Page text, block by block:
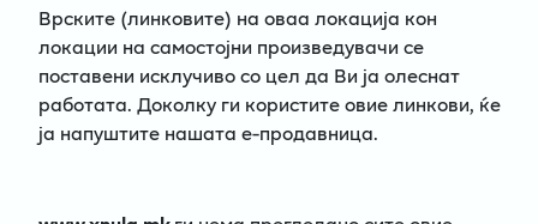
Врските (линковите) на оваа локација кон
локации на самостојни произведувачи се
поставени исклучиво со цел да Ви ја олеснат
работата. Доколку ги користите овие линкови, ќе
ја напуштите нашата е-продавница.